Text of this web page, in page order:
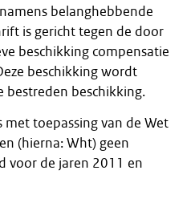
belanghebbende
is gericht tegen de door
beschikking compensatie
beschikking wordt
bestreden beschikking.
toepassing van de Wet
(hierna: Wht) geen
voor de jaren 2011 en